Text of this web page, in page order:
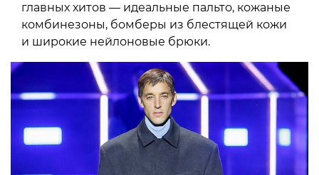
главных хитов — идеальные пальто, кожаные
комбинезоны, бомберы из блестящей кожи
и широкие нейлоновые брюки.